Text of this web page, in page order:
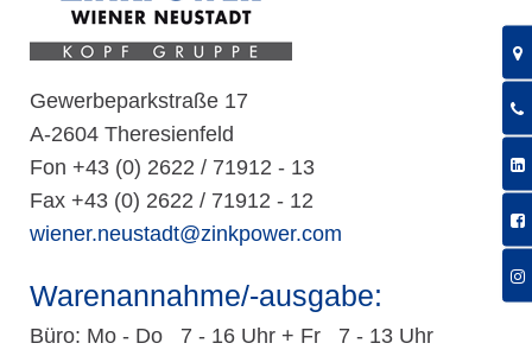
Gewerbeparkstraße 17
A-2604 Theresienfeld
Fon +43 (0) 2622 / 71912 - 13
Fax +43 (0) 2622 / 71912 - 12
wiener.neustadt@zinkpower.com
Warenannahme/-ausgabe:
Büro: Mo - Do 7 - 16 Uhr + Fr 7 - 13 Uhr